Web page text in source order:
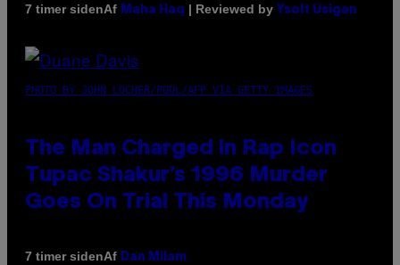
7 timer sidenAf Maha Haq | Reviewed by Ysolt Usigan
PHOTO BY JOHN LOCHER/POOL/AFP VIA GETTY IMAGES
The Man Charged in Rap Icon
Tupac Shakur’s 1996 Murder
Goes On Trial This Monday
7 timer sidenAf Dan Milam